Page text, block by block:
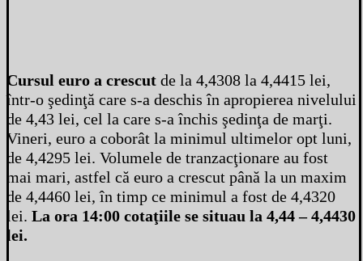
Cursul euro a crescut de la 4,4308 la 4,4415 lei,
într-o şedinţă care s-a deschis în apropierea nivelului
de 4,43 lei, cel la care s-a închis şedinţa de marţi.
Vineri, euro a coborât la minimul ultimelor opt luni,
de 4,4295 lei. Volumele de tranzacţionare au fost
mai mari, astfel că euro a crescut până la un maxim
de 4,4460 lei, în timp ce minimul a fost de 4,4320
lei. La ora 14:00 cotaţiile se situau la 4,44 – 4,4430
lei.